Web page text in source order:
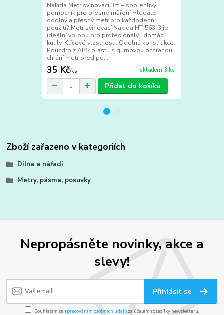
Nakida Metr svinovací 3m – spolehlivý
pomocník pro přesné měření Hledáte
odolný a přesný metr pro každodenní
použití? Metr svinovací Nakida HT-563-3 je
ideální volbou pro profesionály i domácí
kutily. Klíčové vlastnosti: Odolná konstrukce:
Pouzdro z ABS plastu s gumovou ochranou
chrání metr před po...
35 Kč/ks skladem 3 ks
Přidat do košíku
Zboží zařazeno v kategoriích
Dílna a nářadí
Metry, pásma, posuvky
Nepropásněte novinky, akce a
slevy!
Přihlásit se
Souhlasím se zpracováním osobních údajůza účelem rozesílky newsletteru.